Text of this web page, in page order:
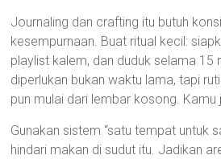
Journaling dan crafting itu butuh
kesempurnaan. Buat ritual kecil:
playlist kalem, dan duduk selama 15
diperlukan bukan waktu lama, tapi
pun mulai dari lembar kosong. Kamu
Gunakan sistem “satu tempat untuk
hindari makan di sudut itu. Jadikan